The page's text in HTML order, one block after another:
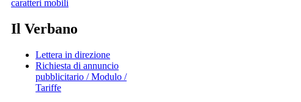
Il Verbano
Lettera in direzione
Richiesta di annuncio
pubblicitario / Modulo /
Tariffe